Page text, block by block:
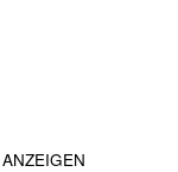
ANZEIGEN